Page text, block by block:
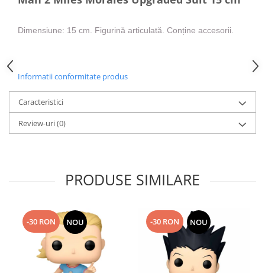
Dimensiune: 15 cm. Figurină articulată. Conține accesorii.
Informatii conformitate produs
Caracteristici
Review-uri(0)
PRODUSE SIMILARE
-30 RON NOU -30 RON NOU